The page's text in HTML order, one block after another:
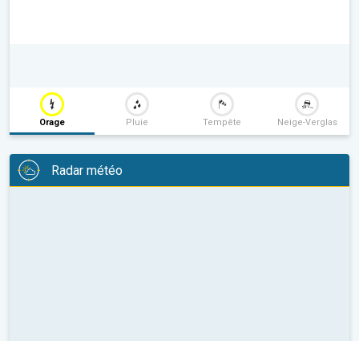
Orage Pluie Tempête Neige-Verglas
Radar météo